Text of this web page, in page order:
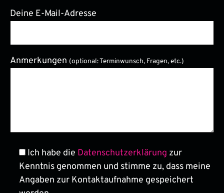
Deine E-Mail-Adresse
Bitte lasse dieses Feld leer.
Anmerkungen (optional: Terminwunsch, Fragen, etc.)
Ich habe die Datenschutzerklärung zur
Kenntnis genommen und stimme zu, dass meine
Angaben zur Kontaktaufnahme gespeichert